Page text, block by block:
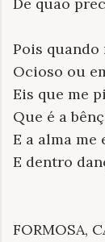
Pois
Ocioso ou
Eis que me
Que é a
E a alma me
E dentro
FORMOSA,